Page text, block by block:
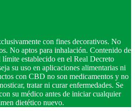
con fines decorativos. No
No aptos para inhalación. Contenido de
establecido en el Real Decreto
su uso en aplicaciones alimentarias ni
con CBD no son medicamentos y no
tratar ni curar enfermedades. Se
su médico antes de iniciar cualquier
dietético nuevo.